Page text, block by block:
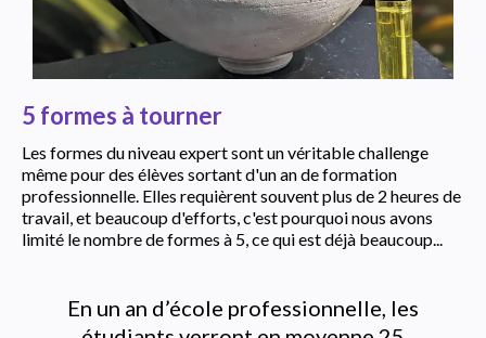
5 formes à tourner
Les formes du niveau expert sont un véritable challenge
même pour des élèves sortant d'un an de formation
professionnelle. Elles requièrent souvent plus de 2 heures de
travail, et beaucoup d'efforts, c'est pourquoi nous avons
limité le nombre de formes à 5, ce qui est déjà beaucoup...
En un an d’école professionnelle, les